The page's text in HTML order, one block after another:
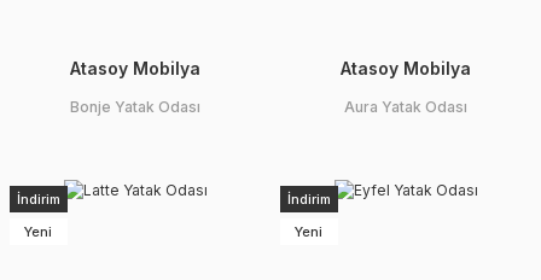
Atasoy Mobilya
Bonje Yatak Odası
Atasoy Mobilya
Aura Yatak Odası
İndirim
Yeni
İndirim
Yeni